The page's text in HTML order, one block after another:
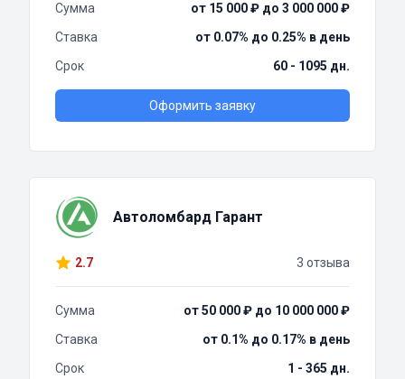
Сумма
от 15 000 ₽ до 3 000 000 ₽
Ставка
от 0.07% до 0.25% в день
Срок
60 - 1095 дн.
Оформить заявку
Автоломбард Гарант
2.7 3 отзыва
Сумма
от 50 000 ₽ до 10 000 000 ₽
Ставка
от 0.1% до 0.17% в день
Срок
1 - 365 дн.